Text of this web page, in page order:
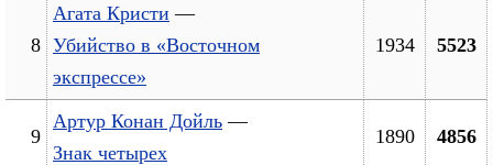
8
Агата Кристи —
Убийство в «Восточном
экспрессе»
1934 5523
9
Артур Конан Дойль —
Знак четырех
1890 4856